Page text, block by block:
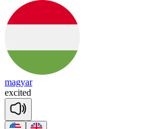
magyar
excited